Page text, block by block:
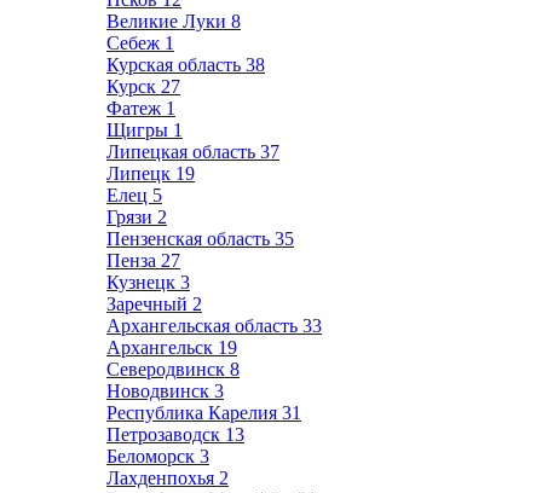
Великие Луки 8
Себеж 1
Курская область 38
Курск 27
Фатеж 1
Щигры 1
Липецкая область 37
Липецк 19
Елец 5
Грязи 2
Пензенская область 35
Пенза 27
Кузнецк 3
Заречный 2
Архангельская область 33
Архангельск 19
Северодвинск 8
Новодвинск 3
Республика Карелия 31
Петрозаводск 13
Беломорск 3
Лахденпохья 2